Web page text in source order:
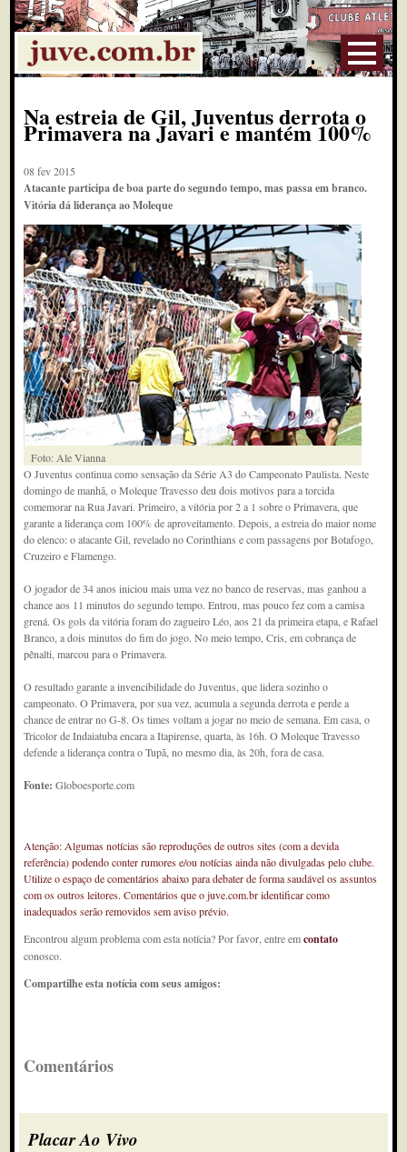
Na estreia de Gil, Juventus derrota o
Primavera na Javari e mantém 100%
08 fev 2015
Atacante participa de boa parte do segundo tempo, mas passa em branco.
Vitória dá liderança ao Moleque
Foto: Ale Vianna
O Juventus continua como sensação da Série A3 do Campeonato Paulista. Neste
domingo de manhã, o Moleque Travesso deu dois motivos para a torcida
comemorar na Rua Javari. Primeiro, a vitória por 2 a 1 sobre o Primavera, que
garante a liderança com 100% de aproveitamento. Depois, a estreia do maior nome
do elenco: o atacante Gil, revelado no Corinthians e com passagens por Botafogo,
Cruzeiro e Flamengo.
O jogador de 34 anos iniciou mais uma vez no banco de reservas, mas ganhou a
chance aos 11 minutos do segundo tempo. Entrou, mas pouco fez com a camisa
grená. Os gols da vitória foram do zagueiro Léo, aos 21 da primeira etapa, e Rafael
Branco, a dois minutos do fim do jogo. No meio tempo, Cris, em cobrança de
pênalti, marcou para o Primavera.
O resultado garante a invencibilidade do Juventus, que lidera sozinho o
campeonato. O Primavera, por sua vez, acumula a segunda derrota e perde a
chance de entrar no G-8. Os times voltam a jogar no meio de semana. Em casa, o
Tricolor de Indaiatuba encara a Itapirense, quarta, às 16h. O Moleque Travesso
defende a liderança contra o Tupã, no mesmo dia, às 20h, fora de casa.
Fonte:Globoesporte.com
Atenção: Algumas notícias são reproduções de outros sites (com a devida
referência) podendo conter rumores e/ou notícias ainda não divulgadas pelo clube.
Utilize o espaço de comentários abaixo para debater de forma saudável os assuntos
com os outros leitores. Comentários que o juve.com.br identificar como
inadequados serão removidos sem aviso prévio.
Encontrou algum problema com esta notícia? Por favor, entre emcontato
conosco.
Compartilhe esta notícia com seus amigos:
Comentários
Placar Ao Vivo